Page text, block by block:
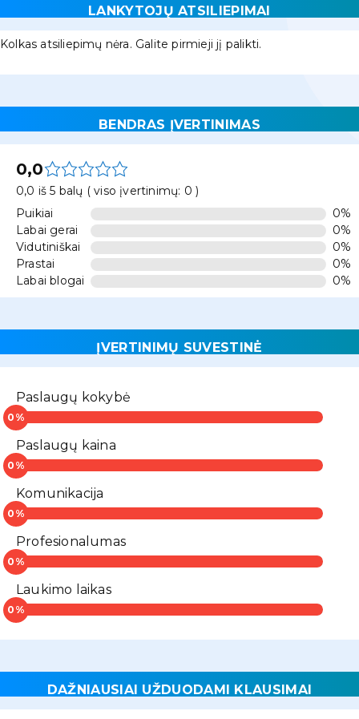
LANKYTOJŲ ATSILIEPIMAI
Kolkas atsiliepimų nėra. Galite pirmieji jį palikti.
BENDRAS ĮVERTINIMAS
0,0
0,0 iš 5 balų ( viso įvertinimų: 0 )
Puikiai
0%
Labai gerai
0%
Vidutiniškai
0%
Prastai
0%
Labai blogai
0%
ĮVERTINIMŲ SUVESTINĖ
Paslaugų kokybė
Paslaugų kaina
Komunikacija
Profesionalumas
Laukimo laikas
DAŽNIAUSIAI UŽDUODAMI KLAUSIMAI